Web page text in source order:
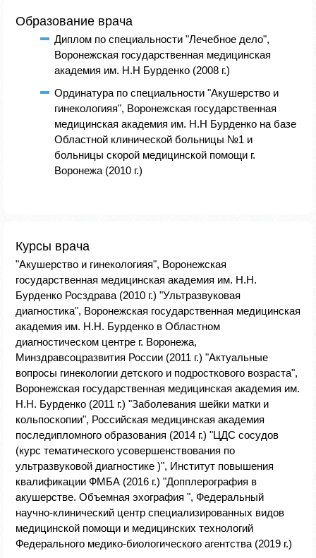
Образование врача
Диплом по специальности "Лечебное дело",
Воронежская государственная медицинская
академия им. Н.Н Бурденко (2008 г.)
Ординатура по специальности "Акушерство и
гинекологияя", Воронежская государственная
медицинская академия им. Н.Н Бурденко на базе
Областной клинической больницы №1 и
больницы скорой медицинской помощи г.
Воронежа (2010 г.)
Курсы врача
"Акушерство и гинекологияя", Воронежская
государственная медицинская академия им. Н.Н.
Бурденко Росздрава (2010 г.) "Ультразвуковая
диагностика", Воронежская государственная медицинская
академия им. Н.Н. Бурденко в Областном
диагностическом центре г. Воронежа,
Минздравсоцразвития России (2011 г.) "Актуальные
вопросы гинекологии детского и подросткового возраста",
Воронежская государственная медицинская академия им.
Н.Н. Бурденко (2011 г.) "Заболевания шейки матки и
кольпоскопии", Российская медицинская академия
последипломного образования (2014 г.) "ЦДС сосудов
(курс тематического усовершенствования по
ультразвуковой диагностике )", Институт повышения
квалификации ФМБА (2016 г.) "Допплерография в
акушерстве. Объемная эхография ", Федеральный
научно-клинический центр специализированных видов
медицинской помощи и медицинских технологий
Федерального медико-биологического агентства (2019 г.)